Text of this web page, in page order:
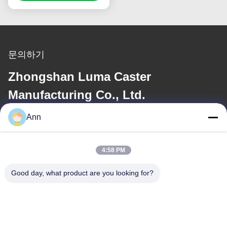
문의하기
Zhongshan Luma Caster
Manufacturing Co., Ltd.
이메일
Ann
4:58 PM
Good day, what product are you looking for?